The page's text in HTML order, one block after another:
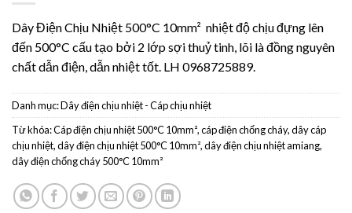
Dây Điện Chịu Nhiệt 500°C 10mm² nhiệt độ chịu đựng lên
đến 500°C cấu tạo bởi 2 lớp sợi thuỷ tinh, lõi là đồng nguyên
chất dẫn điện, dẫn nhiệt tốt. LH 0968725889.
Danh mục:Dây điện chịu nhiệt - Cáp chịu nhiệt
Từ khóa:Cáp điện chịu nhiệt 500°C 10mm²,cáp điện chống cháy,dây cáp
chịu nhiệt,dây điện chịu nhiệt 500°C 10mm²,dây điện chịu nhiệt amiang,
dây điện chống cháy 500°C 10mm²